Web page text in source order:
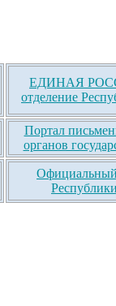
ЕДИНАЯ
отделение
Портал
органов
Официальный